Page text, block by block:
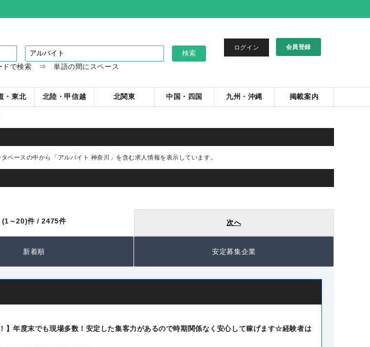
ドで検索 ⇒ 単語の間にスペース
ログイン 会員登録
・東北 北陸・甲信越 北関東 中国・四国 九州・沖縄 掲載案内
ベースの中から 「アルバイト 神奈川」 を含む求人情報を表示しています。
(1～20)件 / 2475件 次へ
新着順 安定募集企業
】年度末でも現場多数！安定した集客力があるので時期関係なく安心して稼げます☆経験者は